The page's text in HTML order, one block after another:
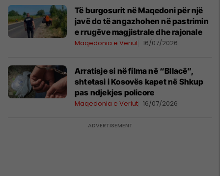
Të burgosurit në Maqedoni për një
javë do të angazhohen në pastrimin
e rrugëve magjistrale dhe rajonale
Maqedonia e Veriut 16/07/2026
Arratisje si në filma në “Bllacë”,
shtetasi i Kosovës kapet në Shkup
pas ndjekjes policore
Maqedonia e Veriut 16/07/2026